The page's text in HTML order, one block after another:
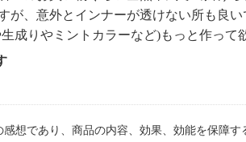
、意外とインナーが透けない所も良い
成りやミントカラーなど)もっと作って
想であり、商品の内容、効果、効能を保障す